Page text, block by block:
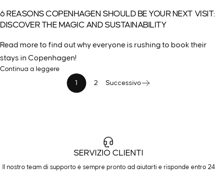
6 REASONS COPENHAGEN SHOULD BE YOUR NEXT VISIT:
DISCOVER THE MAGIC AND SUSTAINABILITY
Read more to find out why everyone is rushing to book their
stays in Copenhagen!
Continua a leggere
2 Successivo
SERVIZIO CLIENTI
Il nostro team di supporto è sempre pronto ad aiutarti e risponde entro 24